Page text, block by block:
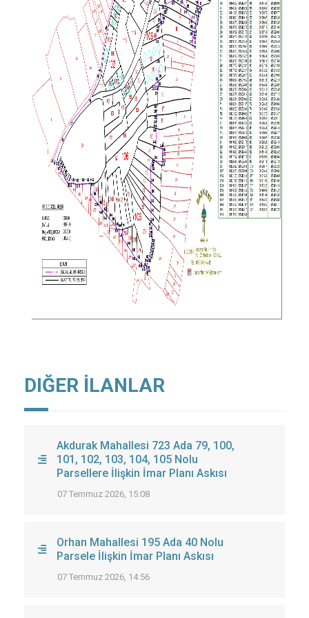
DIĞER İLANLAR
Akdurak Mahallesi 723 Ada 79, 100,
101, 102, 103, 104, 105 Nolu
Parsellere İlişkin İmar Planı Askısı
07 Temmuz 2026, 15:08
Orhan Mahallesi 195 Ada 40 Nolu
Parsele İlişkin İmar Planı Askısı
07 Temmuz 2026, 14:56